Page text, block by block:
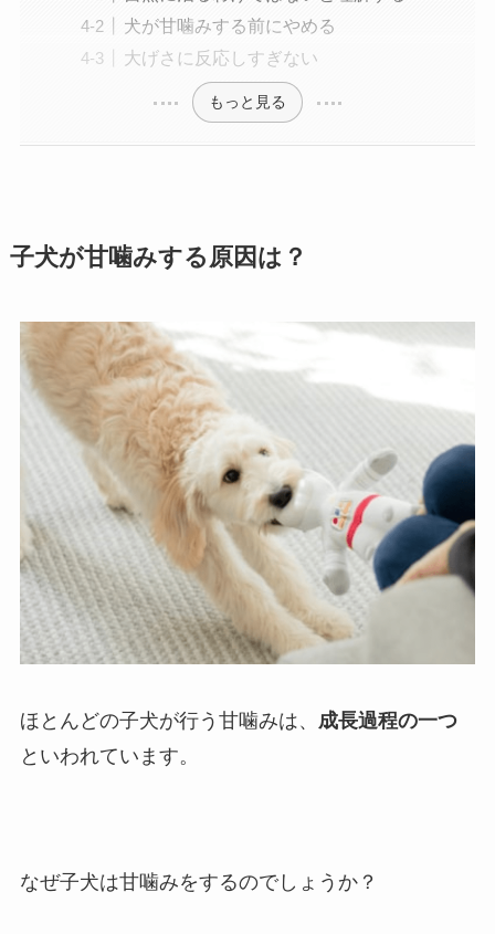
犬が甘噛みする前にやめる
大げさに反応しすぎない
もっと見る
子犬が甘噛みする原因は？
ほとんどの子犬が行う甘噛みは、 成長過程の一つ
といわれています。
なぜ子犬は甘噛みをするのでしょうか？